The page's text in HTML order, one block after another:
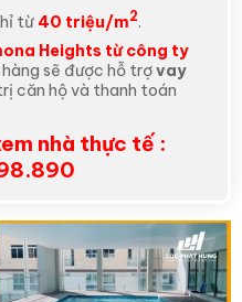
từ 40 triệu/m2.
Heights từ công ty
sẽ được hỗ trợvay
căn hộ và thanh toán
nhà thực tế :